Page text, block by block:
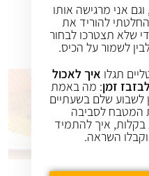
בקלות!
אני מרגישה אותו
להוריד את
שלא תצטרכו לבחור
לשמור על הכיס.
תגלו איך לאכול
זמן: מה באמת
לשבוע שלם בשעתיים
המטבח לסביבה
איך להתמיד
וקבלו השראה.